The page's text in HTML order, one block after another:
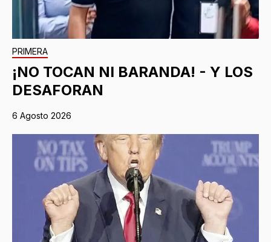
PRIMERA
¡NO TOCAN NI BARANDA! - Y LOS
DESAFORAN
6 Agosto 2026